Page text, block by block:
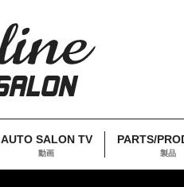
AUTO SALON TV
動画
PARTS/
製品